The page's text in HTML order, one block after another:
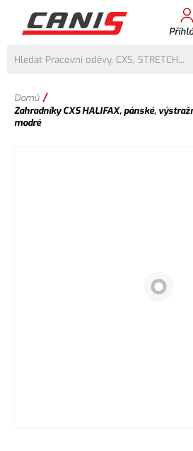
Domů /
Zahradníky CXS HALIFAX, pánské,
modré